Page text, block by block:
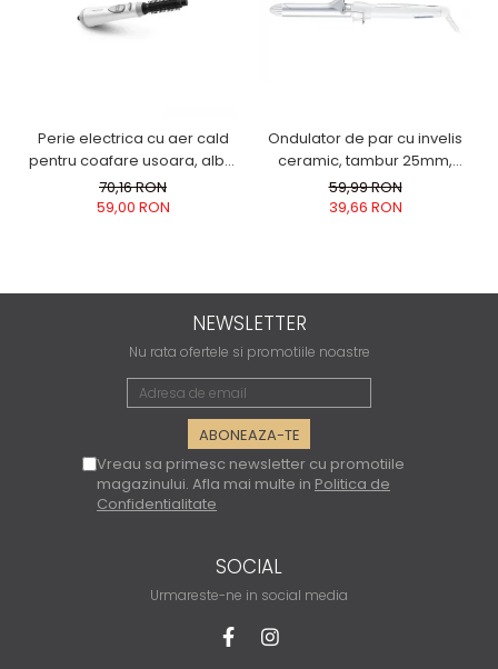
Perie electrica cu aer cald
pentru coafare usoara, alba,
3 niveluri de ventilatie, alba
70,16 RON
59,00 RON
Ondulator de par cu invelis
ceramic, tambur 25mm,
incalzire rapida pentru bucle
luxuriante, alb
59,99 RON
39,66 RON
NEWSLETTER
Nu rata ofertele si promotiile noastre
Vreau sa primesc newsletter cu promotiile
magazinului. Afla mai multe in Politica de
Confidentialitate
SOCIAL
Urmareste-ne in social media